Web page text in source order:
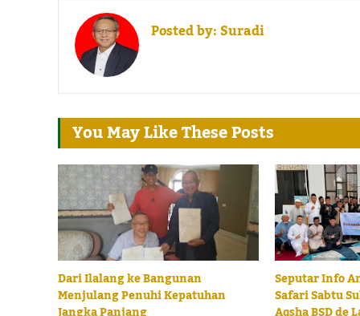
Posted by:Suradi
You May Like These Posts
Dari Ilalang ke Bangunan
Menjulang Penuhi Kepatuhan
Seputar Info
Safari Sabtu